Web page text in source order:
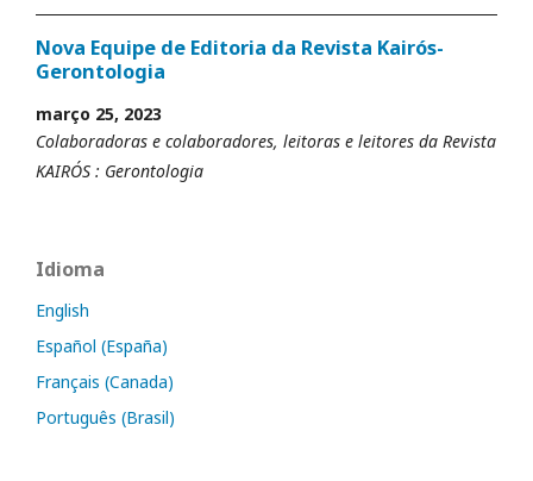
Nova Equipe de Editoria da Revista Kairós-
Gerontologia
março 25, 2023
Colaboradoras e colaboradores, leitoras e leitores da Revista
KAIRÓS : Gerontologia
Idioma
English
Español (España)
Français (Canada)
Português (Brasil)